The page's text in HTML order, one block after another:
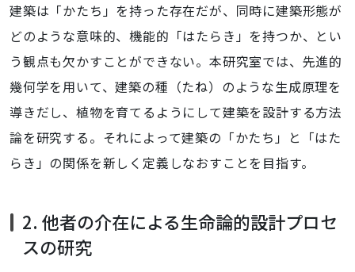
建築は「かたち」を持った存在だが、同時に建築形態が
どのような意味的、機能的「はたらき」を持つか、とい
う観点も欠かすことができない。本研究室では、先進的
幾何学を用いて、建築の種（たね）のような生成原理を
導きだし、植物を育てるようにして建築を設計する方法
論を研究する。それによって建築の「かたち」と「はた
らき」の関係を新しく定義しなおすことを目指す。
2. 他者の介在による生命論的設計プロセ
スの研究